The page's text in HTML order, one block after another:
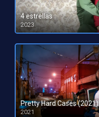
4 estrellas
2023
HD 1080pHD 720p
Pretty Hard Cases (2021)
2021